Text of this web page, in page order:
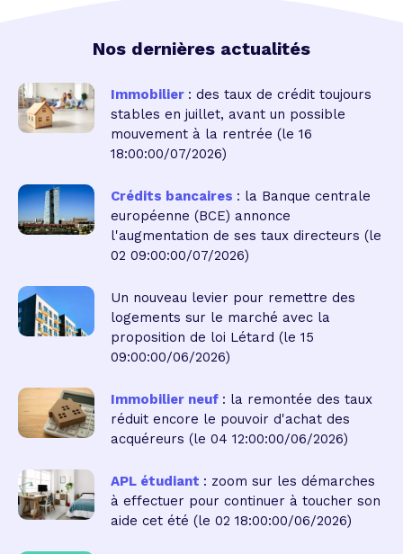
Nos dernières actualités
Immobilier : des taux de crédit toujours
stables en juillet, avant un possible
mouvement à la rentrée (le 16
18:00:00/07/2026)
Crédits bancaires : la Banque centrale
européenne (BCE) annonce
l'augmentation de ses taux directeurs (le
02 09:00:00/07/2026)
Un nouveau levier pour remettre des
logements sur le marché avec la
proposition de loi Létard (le 15
09:00:00/06/2026)
Immobilier neuf : la remontée des taux
réduit encore le pouvoir d'achat des
acquéreurs (le 04 12:00:00/06/2026)
APL étudiant : zoom sur les démarches
à effectuer pour continuer à toucher son
aide cet été (le 02 18:00:00/06/2026)